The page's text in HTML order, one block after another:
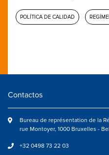
POLÍTICA DE CALIDAD
Contactos
Bureau de représentation de la
rue Montoyer, 1000 Bruxelles -
+32 0498 73 22 03